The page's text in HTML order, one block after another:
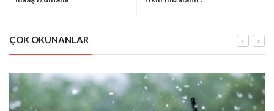
ÇOK OKUNANLAR